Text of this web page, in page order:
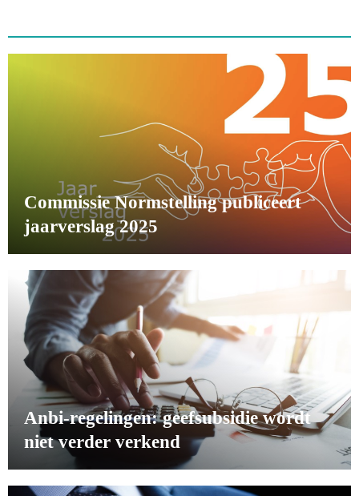
Commissie Normstelling publiceert
jaarverslag 2025
Anbi-regelingen: geefsubsidie wordt
niet verder verkend